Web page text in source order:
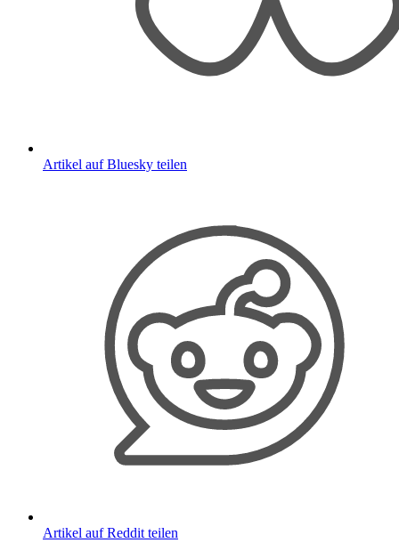
Artikel auf Bluesky teilen
Artikel auf Reddit teilen